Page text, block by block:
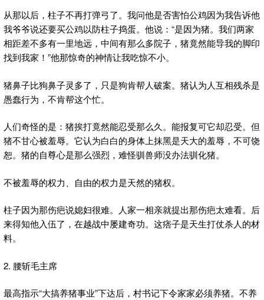
从那以后，柱子不再打弹弓了。我问他是否害怕公鸡因为我告诉他
我爷爷说还要买公鸡以防柱子捣蛋。他说：“是因为猪。我们两家
相距差不多有一里地远，中间有那么多院子，猪竟然能导我的脚印
找到我家！”他那惊奇的神情让我吃惊不小。
猪鼻子比狗鼻子灵多了，只是狗肯帮人破案。猪认为人互相残杀是
愚蠢行为，不肯帮这个忙。
人们奇怪的是：猪挨打竟然能忍受那么久。能报复可它却忍受。但
猪不甘心被羞辱。它认为白白的身体上抹黑是天大的羞辱，不可饶
恕。猪的自尊心是那么强烈，难怪驯兽师没办法驯化猪。
不被羞辱的权力、自由的权力是天然的猪权。
柱子因为那伤疤说媳妇很难。人家一相亲就提出那伤疤太难看。后
来得知他入伍了，在越战中屡建奇功。这痞子是天生打仗杀人的材
料。
2. 腰斩毛主席
最高指示“大搞养猪事业”下达后，村书记下令家家必须养猪。不养